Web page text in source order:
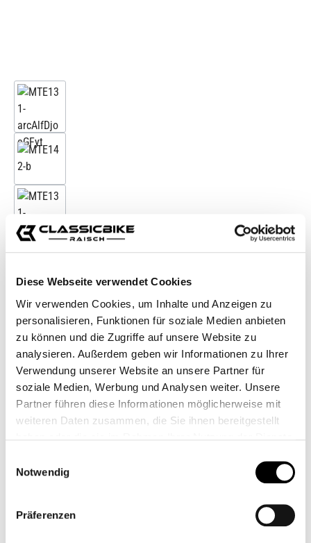
Diese Webseite verwendet Cookies
Wir verwenden Cookies, um Inhalte und Anzeigen zu
personalisieren, Funktionen für soziale Medien anbieten
zu können und die Zugriffe auf unsere Website zu
analysieren. Außerdem geben wir Informationen zu Ihrer
Verwendung unserer Website an unsere Partner für
soziale Medien, Werbung und Analysen weiter. Unsere
Partner führen diese Informationen möglicherweise mit
weiteren Daten zusammen, die Sie ihnen bereitgestellt
Notwendig
Präferenzen
234,95 €*
Seleccione
Color